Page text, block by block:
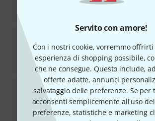
Servito con amore!
Con i nostri cookie, vorremmo
esperienza di shopping possibile,
che ne consegue. Questo include,
offerte adatte, annunci
salvataggio delle preferenze. Se per
acconsenti semplicemente all'uso
preferenze, statistiche e marketing
Disponibile
80
Disponibile
€ 212
Seymour Duncan Black Winter
Disponibile
€130